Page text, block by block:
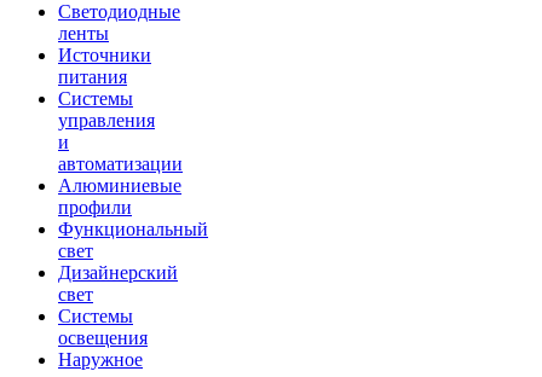
Светодиодные
ленты
Источники
питания
Системы
управления
и
автоматизации
Алюминиевые
профили
Функциональный
свет
Дизайнерский
свет
Системы
освещения
Наружное